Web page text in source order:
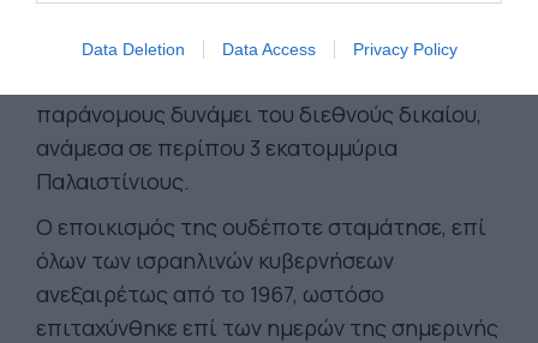
Data Deletion Data Access Privacy Policy
προσαρτημένης από το Ισραήλ, πάνω από
500.000 Ισραηλινοί ζουν σήμερα στη Δυτική
παράνομους δυνάμει του διεθνούς δικαίου,
ανάμεσα σε περίπου 3 εκατομμύρια
Παλαιστίνιους.
Ο εποικισμός της ουδέποτε σταμάτησε, επί
όλων των ισραηλινών κυβερνήσεων
ανεξαιρέτως από το 1967, ωστόσο
επιταχύνθηκε επί των ημερών της σημερινής